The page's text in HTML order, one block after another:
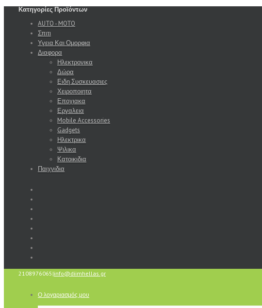
Κατηγορίες Προϊόντων
AUTO - MOTO
Σπιτι
Υγεια Και Ομορφια
Διαφορα
Ηλεκτρονικα
Δώρα
Ειδη Συσκευασιες
Χειροποιητα
Εποχιακα
Εργαλεια
Mobile Accessories
Gadgets
Ηλεκτρικα
Ψιλικα
Κατοικιδια
Παιχνιδια
2108976065 |info@diimhellas.gr
Ο λογαριασμός μου